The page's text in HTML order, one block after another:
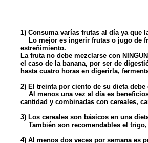
1) Consuma varías frutas al día ya
Lo mejor es ingerir frutas o jugo de
estreñimiento.
La fruta no debe mezclarse con
el caso de la banana, por ser de
hasta cuatro horas en digerirla,
2) El treinta por ciento de su dieta
Al menos una vez al día es
cantidad y combinadas con cereales,
3) Los cereales son básicos en una
También son recomendables el trigo,
4) Al menos dos veces por semana es